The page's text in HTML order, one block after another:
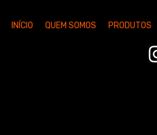
INÍCIO QUEM SOMOS PRODUTOS